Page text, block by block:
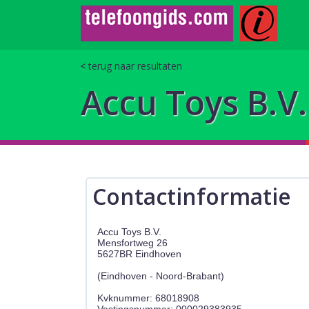
terug naar resultaten
Accu Toys B.V.
Contactinformatie
Accu Toys B.V.
Mensfortweg 26
5627BR Eindhoven
(Eindhoven - Noord-Brabant)
Kvknummer: 68018908